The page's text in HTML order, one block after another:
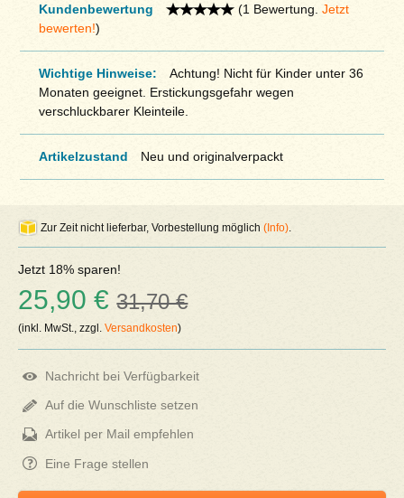
Kundenbewertung (1 Bewertung. Jetzt
bewerten!)
Wichtige Hinweise:
Achtung! Nicht für Kinder unter 36
Monaten geeignet. Erstickungsgefahr wegen
verschluckbarer Kleinteile.
Artikelzustand Neu und originalverpackt
Zur Zeit nicht lieferbar, Vorbestellung möglich(Info)
Jetzt 18% sparen!
25,90 €31,70 €
(inkl. MwSt., zzgl.Versandkosten)
Nachricht bei Verfügbarkeit
Auf die Wunschliste setzen
Artikel per Mail empfehlen
Eine Frage stellen